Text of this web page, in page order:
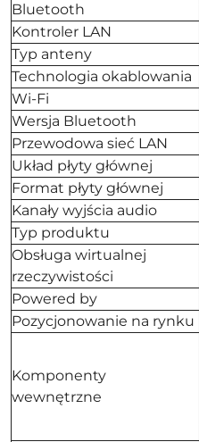
Bluetooth
Kontroler LAN
Typ anteny
Technologia okablowania
Wi-Fi
Wersja Bluetooth
Przewodowa sieć LAN
Układ płyty głównej
Format płyty głównej
Kanały wyjścia audio
Typ produktu
Obsługa wirtualnej
rzeczywistości
Powered by
Pozycjonowanie na rynku
Komponenty
wewnętrzne